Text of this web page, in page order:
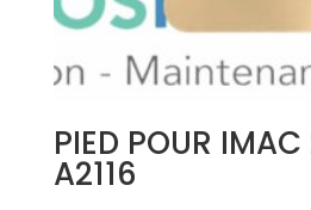
PIED POUR IMAC
A2116